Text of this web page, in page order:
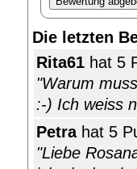
Die letzten
Rita61 hat 5
"Warum
:-) Ich weiss
Petrahat 5
"Liebe